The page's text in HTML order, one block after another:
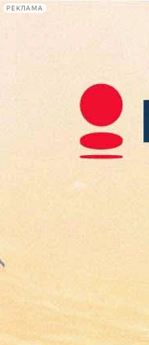
РЕКЛАМА
Сегодня:
2026.08.09
01:58
Афиша Plus